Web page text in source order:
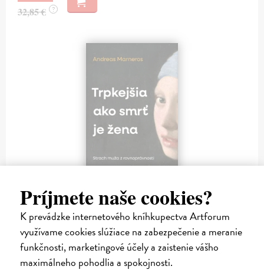
Príjmete naše cookies?
K prevádzke internetového kníhkupectva Artforum
využívame cookies slúžiace na zabezpečenie a meranie
funkčnosti, marketingové účely a zaistenie vášho
maximálneho pohodlia a spokojnosti.
32,85 € ?
Trpkejšia ako smrť je žena
Marneros Andreas| Kniha
JE TO MOŽNO NAJVÄČŠIA REVOLÚCIA NAŠICH DNÍ:
rovnocennosť a rovnoprávnosť ženy a muža. Vojna a mier m...
Zasielame do 14 dní
22,05 €